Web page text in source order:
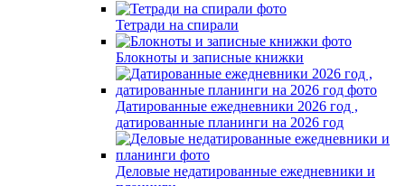
Тетради на спирали
Блокноты и записные книжки
Датированные ежедневники 2026 год ,
датированные планинги на 2026 год
Деловые недатированные ежедневники и